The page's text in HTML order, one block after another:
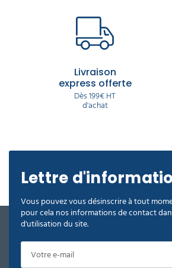
Livraison
express offerte
Dès 199€ HT
d'achat
Lettre
Vous pouvez vous désinscrire à tout
pour cela nos informations de contact
d'utilisation du site.